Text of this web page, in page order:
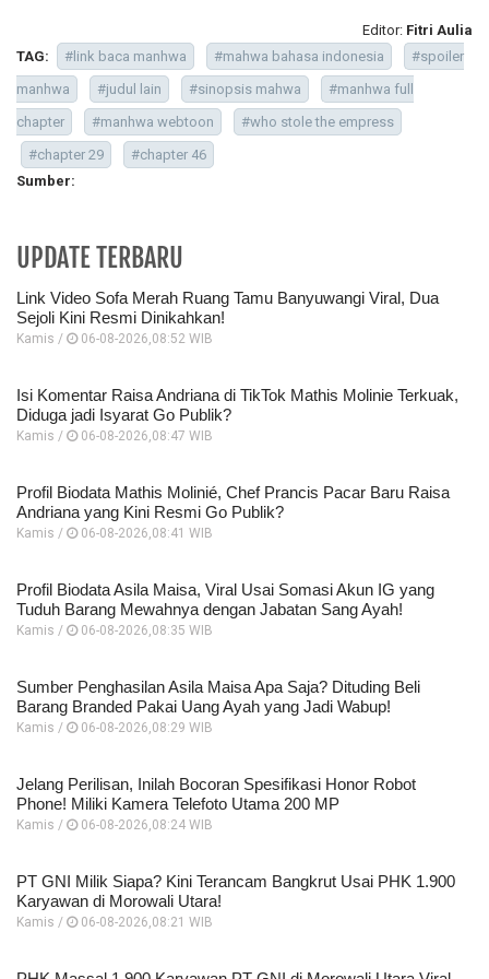
Editor: Fitri Aulia
TAG:
#link baca manhwa #mahwa bahasa indonesia
#spoiler
manhwa
#judul lain #sinopsis mahwa
#manhwa full
chapter
#manhwa webtoon
#who stole the empress
#chapter 29
#chapter 46
Sumber:
UPDATE TERBARU
Link Video Sofa Merah Ruang Tamu Banyuwangi Viral, Dua
Sejoli Kini Resmi Dinikahkan!
Kamis / 06-08-2026,08:52 WIB
Isi Komentar Raisa Andriana di TikTok Mathis Molinie Terkuak,
Diduga jadi Isyarat Go Publik?
Kamis / 06-08-2026,08:47 WIB
Profil Biodata Mathis Molinié, Chef Prancis Pacar Baru Raisa
Andriana yang Kini Resmi Go Publik?
Kamis / 06-08-2026,08:41 WIB
Profil Biodata Asila Maisa, Viral Usai Somasi Akun IG yang
Tuduh Barang Mewahnya dengan Jabatan Sang Ayah!
Kamis / 06-08-2026,08:35 WIB
Sumber Penghasilan Asila Maisa Apa Saja? Dituding Beli
Barang Branded Pakai Uang Ayah yang Jadi Wabup!
Kamis / 06-08-2026,08:29 WIB
Jelang Perilisan, Inilah Bocoran Spesifikasi Honor Robot
Phone! Miliki Kamera Telefoto Utama 200 MP
Kamis / 06-08-2026,08:24 WIB
PT GNI Milik Siapa? Kini Terancam Bangkrut Usai PHK 1.900
Karyawan di Morowali Utara!
Kamis / 06-08-2026,08:21 WIB